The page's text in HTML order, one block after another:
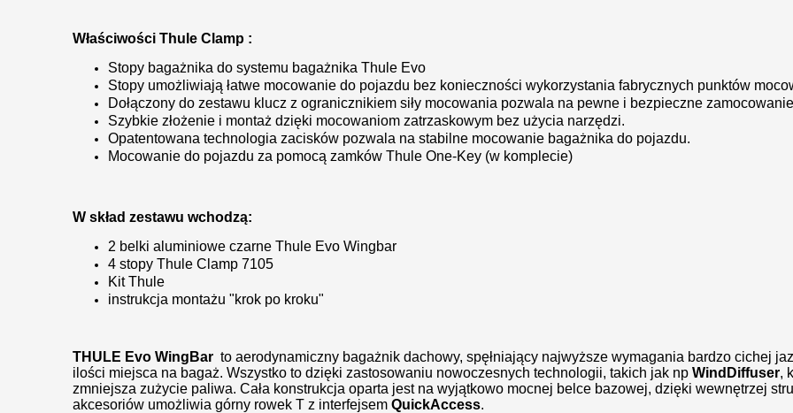
Właściwości Thule Clamp :
Stopy bagażnika do systemu bagażnika Thule Evo
Stopy umożliwiają łatwe mocowanie do pojazdu bez konieczności wykorzystania fabrycznych punktów
Dołączony do zestawu klucz z ogranicznikiem siły mocowania pozwala na pewne i bezpieczne
Szybkie złożenie i montaż dzięki mocowaniom zatrzaskowym bez użycia narzędzi.
Opatentowana technologia zacisków pozwala na stabilne mocowanie bagażnika do pojazdu.
Mocowanie do pojazdu za pomocą zamków Thule One-Key (w komplecie)
W skład zestawu wchodzą:
2 belki aluminiowe czarne Thule Evo Wingbar
4 stopy Thule Clamp 7105
Kit Thule
instrukcja montażu "krok po kroku"
THULE Evo WingBar to aerodynamiczny bagażnik dachowy, spęłniający najwyższe wymagania bardzo cichej
ilości miejsca na bagaż. Wszystko to dzięki zastosowaniu nowoczesnych technologii, takich jak np WindDiffuser,
zmniejsza zużycie paliwa. Cała konstrukcja oparta jest na wyjątkowo mocnej belce bazowej, dzięki wewnętrzej
akcesoriów umożliwia górny rowek T z interfejsem QuickAccess.